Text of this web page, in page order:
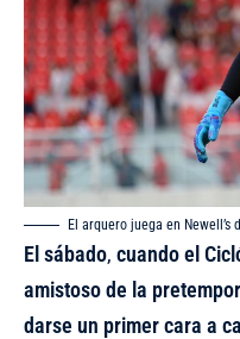
El arquero juega en Newell’s
El sábado, cuando el
amistoso de la
darse un primer cara a